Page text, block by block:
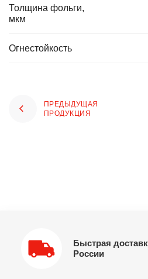
Толщина фольги,
мкм
Огнестойкость
ПРЕДЫДУЩАЯ
ПРОДУКЦИЯ
Быстрая
России